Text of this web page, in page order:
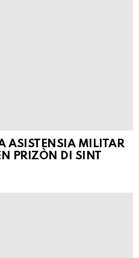
ASISTENSIA MILITAR
PRIZÒN DI SINT